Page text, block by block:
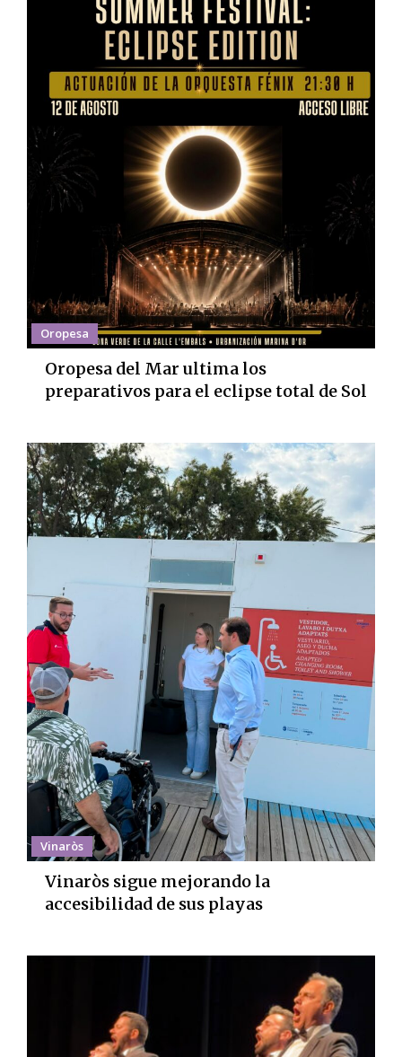
Oropesa
Oropesa del Mar ultima los
preparativos para el eclipse total de Sol
Vinaròs
Vinaròs sigue mejorando la
accesibilidad de sus playas